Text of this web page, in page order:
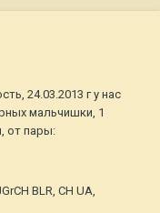
24.03.2013 г у нас
мальчишки, 1
от пары:
BLR, CH UA,